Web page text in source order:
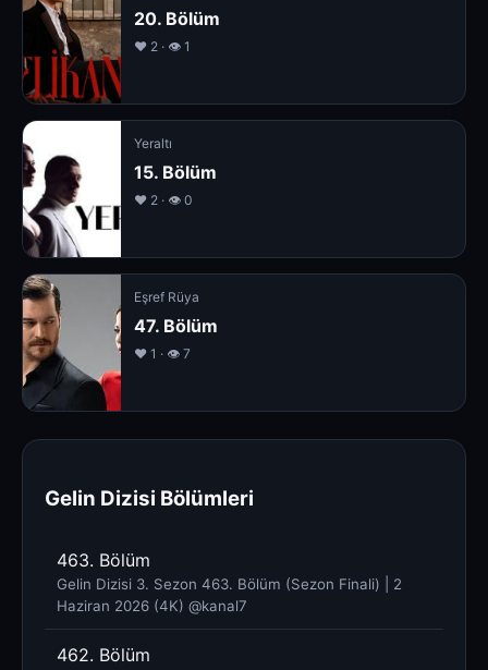
20. Bölüm
❤️ 2 · 👁 1
Yeraltı
15. Bölüm
❤️ 2 · 👁 0
Eşref Rüya
47. Bölüm
❤️ 1 · 👁 7
Gelin Dizisi Bölümleri
463. Bölüm
Gelin Dizisi 3. Sezon 463. Bölüm (Sezon Finali) | 2
Haziran 2026 (4K) @kanal7 ​
462. Bölüm